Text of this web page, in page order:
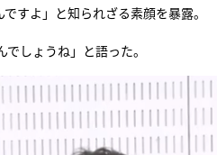
すよ」と知られざる素顔を暴露。
しょうね」と語った。